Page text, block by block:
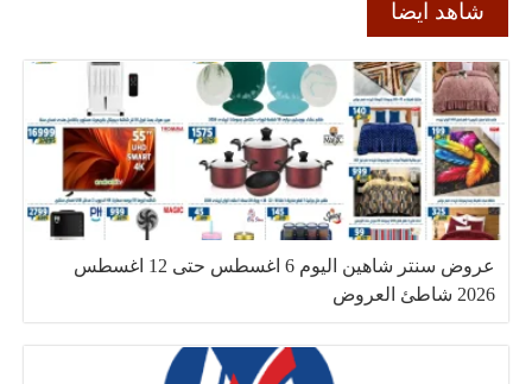
شاهد ايضا
عروض سنتر شاهين اليوم 6 اغسطس حتى 12 اغسطس
2026 شاطئ العروض